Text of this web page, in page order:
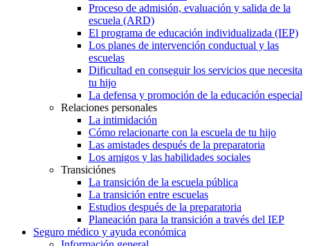
Proceso de admisión, evaluación y salida de la
escuela (ARD)
El programa de educación individualizada (IEP)
Los planes de intervención conductual y las
escuelas
Dificultad en conseguir los servicios que necesita
tu hijo
La defensa y promoción de la educación especial
Relaciones personales
La intimidación
Cómo relacionarte con la escuela de tu hijo
Las amistades después de la preparatoria
Los amigos y las habilidades sociales
Transiciónes
La transición de la escuela pública
La transición entre escuelas
Estudios después de la preparatoria
Planeación para la transición a través del IEP
Seguro médico y ayuda económica